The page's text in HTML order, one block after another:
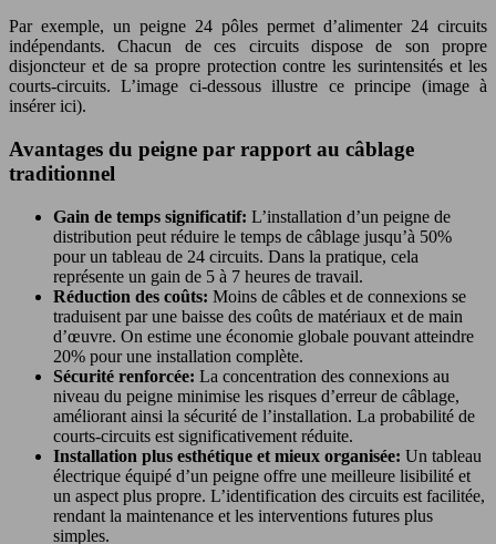
Par exemple, un peigne 24 pôles permet d’alimenter 24 circuits
indépendants. Chacun de ces circuits dispose de son propre
disjoncteur et de sa propre protection contre les surintensités et les
courts-circuits. L’image ci-dessous illustre ce principe (image à
insérer ici).
Avantages du peigne par rapport au câblage
traditionnel
Gain de temps significatif: L’installation d’un peigne de
distribution peut réduire le temps de câblage jusqu’à 50%
pour un tableau de 24 circuits. Dans la pratique, cela
représente un gain de 5 à 7 heures de travail.
Réduction des coûts: Moins de câbles et de connexions se
traduisent par une baisse des coûts de matériaux et de main
d’œuvre. On estime une économie globale pouvant atteindre
20% pour une installation complète.
Sécurité renforcée: La concentration des connexions au
niveau du peigne minimise les risques d’erreur de câblage,
améliorant ainsi la sécurité de l’installation. La probabilité de
courts-circuits est significativement réduite.
Installation plus esthétique et mieux organisée: Un tableau
électrique équipé d’un peigne offre une meilleure lisibilité et
un aspect plus propre. L’identification des circuits est facilitée,
rendant la maintenance et les interventions futures plus
simples.